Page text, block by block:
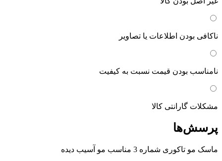
ناکافی بودن اطلاعات یا تصاویر
نامناسب بودن قیمت نسبت به کیفیت
مشکلات گارانتی کالا
پرسش‌ها
ماسک مو تاکوری شماره 3 مناسب مو آسیب دیده